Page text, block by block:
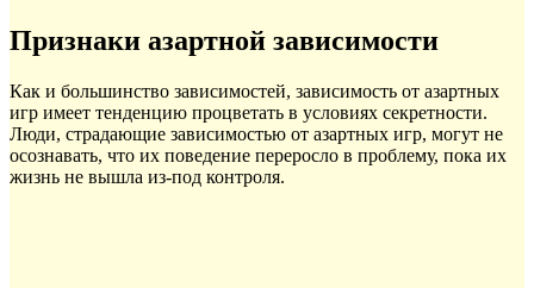
Признаки азартной зависимости
Как и большинство зависимостей, зависимость от азартных
игр имеет тенденцию процветать в условиях секретности.
Люди, страдающие зависимостью от азартных игр, могут не
осознавать, что их поведение переросло в проблему, пока их
жизнь не вышла из-под контроля.